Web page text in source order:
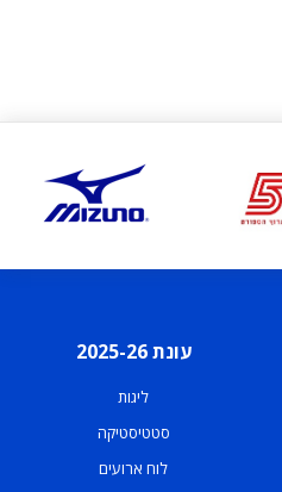
עונת 2025-26
ליגות
סטטיסטיקה
לוח ארועים